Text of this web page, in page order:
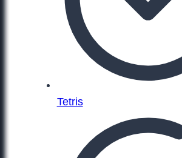
Tetris